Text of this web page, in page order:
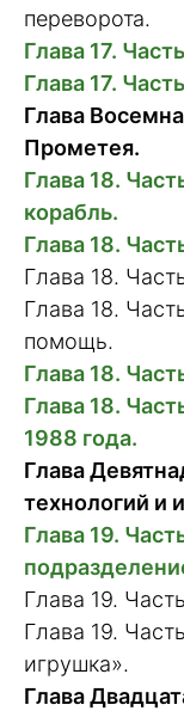
переворота.
Глава 17.
Глава 17.
Глава
Прометея.
Глава 18.
корабль.
Глава 18.
Глава 18.
Глава 18.
помощь.
Глава 18.
Глава 18.
1988 года.
Глава
технологий и
Глава 19.
Глава 19.
Глава 19.
игрушка».
Глава